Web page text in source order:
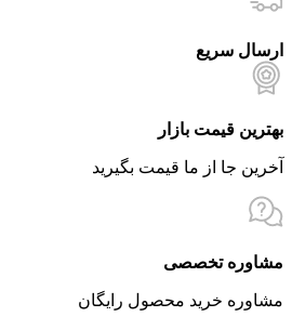
ارسال سریع
بهترین قیمت بازار
آخرین جا از ما قیمت بگیرید
مشاوره تخصصی
مشاوره خرید محصول رایگان